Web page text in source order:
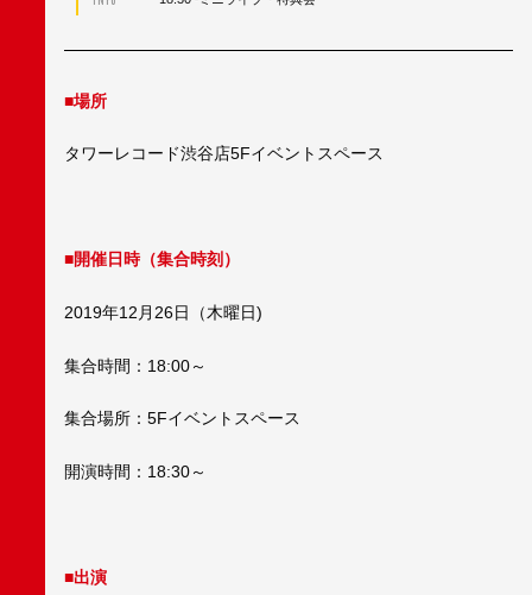
■場所
タワーレコード渋谷店5Fイベントスペース
■開催日時（集合時刻）
2019年12月26日（木曜日)
集合時間：18:00～
集合場所：5Fイベントスペース
開演時間：18:30～
■出演